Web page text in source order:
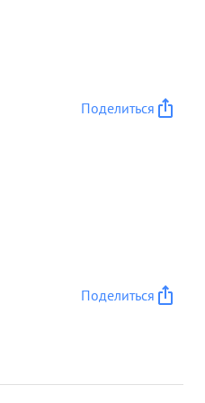
Поделиться
Поделиться